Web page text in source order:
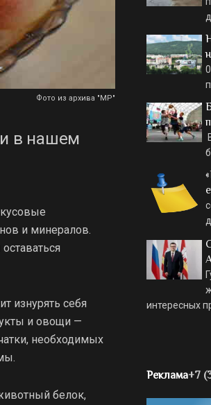
Фото из архива "МР"
в нашем
и минералов.
изнурять себя
и овощи —
необходимых
белок,
интересных
Реклама+7